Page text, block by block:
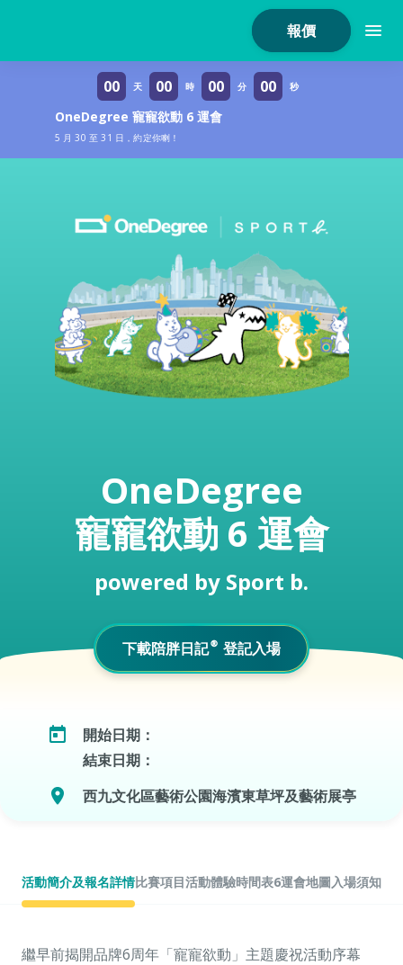
報價
家電保養保險
火險
危疾保
龜鳥保險
00 天 00 時 00 分 00 秒
OneDegree 寵寵欲動 6 運會
5 月 30 至 31 日，約定你喇！
OneDegree
寵寵欲動 6 運會
powered by Sport b.
下載陪胖日記®登記入場
開始日期：
結束日期：
西九文化區藝術公園海濱東草坪及藝術展亭
活動簡介及報名詳情比賽項目活動體驗時間表6運會地圖入場須知
繼早前揭開品牌6周年「寵寵欲動」主題慶祝活動序幕